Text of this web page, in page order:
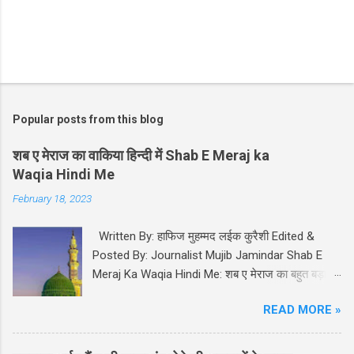
Popular posts from this blog
शब ए मेराज का वाकिया हिन्दी में Shab E Meraj ka
Waqia Hindi Me
February 18, 2023
Written By: हाफिज मुहम्मद लईक कुरैशी Edited &
Posted By: Journalist Mujib Jamindar Shab E
Meraj Ka Waqia Hindi Me: शब ए मेराज का बहुत बड़ा
त आला ने अपने दीदार व मुलाकात के लिए अर्श मुअल्ला पर
बुलाया। कुरान पाक में इस अहम वाक़िए का ज़िक्र सुरह बनी
READ MORE »